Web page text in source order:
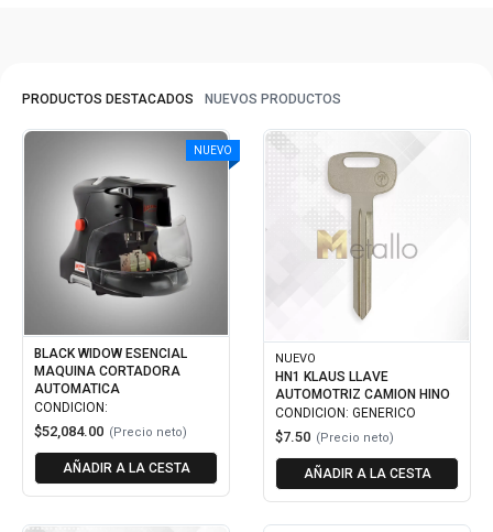
PRODUCTOS DESTACADOS NUEVOS PRODUCTOS
NUEVO
BLACK WIDOW ESENCIAL
MAQUINA CORTADORA
AUTOMATICA
CONDICION:
$52,084.00 (Precio neto)
AÑADIR A LA CESTA
NUEVO
HN1 KLAUS LLAVE
AUTOMOTRIZ CAMION HINO
CONDICION: GENERICO
$7.50 (Precio neto)
AÑADIR A LA CESTA